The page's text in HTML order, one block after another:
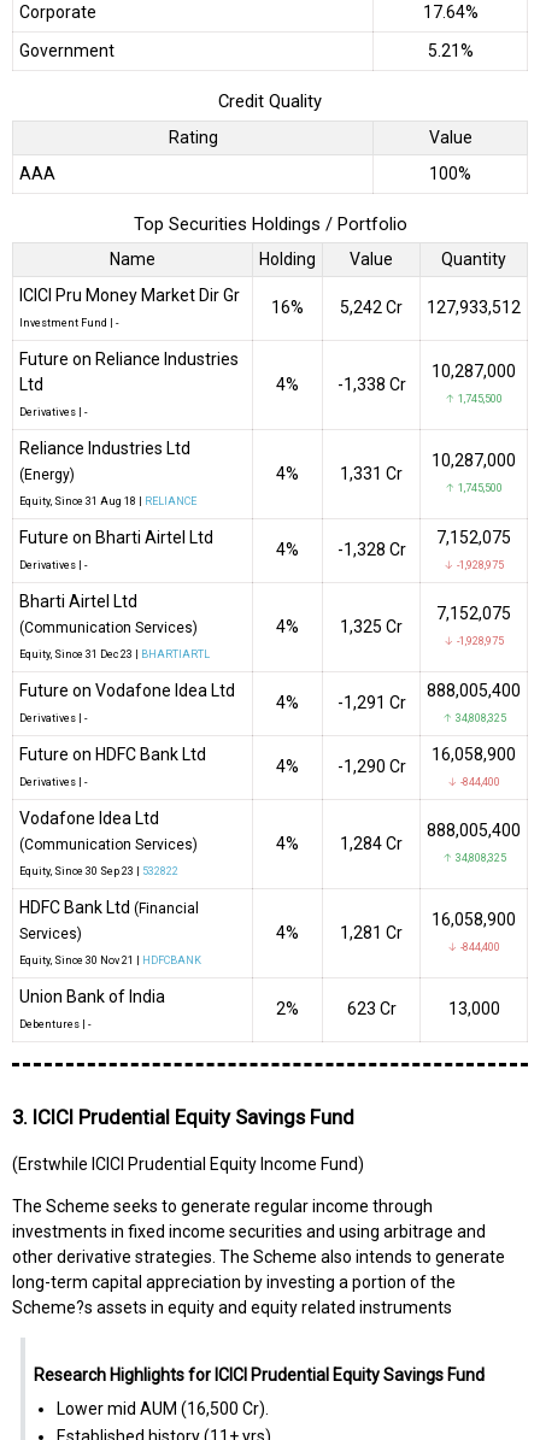
Corporate
17.64%
Government
5.21%
Credit Quality
Rating
Value
AAA
100%
Top Securities Holdings / Portfolio
Name Holding Value
Quantity
ICICI Pru Money Market Dir Gr
Investment Fund -
16% ₹5,242 Cr 127,933,512
Future on Reliance Industries
Ltd
Derivatives -
4% -₹1,338 Cr
10,287,000
↑ 1,745,500
Reliance Industries Ltd
(Energy)
Equity, Since 31 Aug 18 | RELIANCE
4% ₹1,331 Cr
10,287,000
↑ 1,745,500
Future on Bharti Airtel Ltd
Derivatives -
4% -₹1,328 Cr
7,152,075
↓ -1,928,975
Bharti Airtel Ltd
(Communication Services)
Equity, Since 31 Dec 23 | BHARTIARTL
4% ₹1,325 Cr
7,152,075
↓ -1,928,975
Future on Vodafone Idea Ltd
Derivatives -
4% -₹1,291 Cr
888,005,400
↑ 34,808,325
Future on HDFC Bank Ltd
Derivatives -
4% -₹1,290 Cr
16,058,900
↓ -844,400
Vodafone Idea Ltd
(Communication Services)
Equity, Since 30 Sep 23 | 532822
4% ₹1,284 Cr
888,005,400
↑ 34,808,325
HDFC Bank Ltd (Financial
Services)
Equity, Since 30 Nov 21 | HDFCBANK
4% ₹1,281 Cr
16,058,900
↓ -844,400
Union Bank of India
Debentures -
2% ₹623 Cr 13,000
3. ICICI Prudential Equity Savings Fund
(Erstwhile ICICI Prudential Equity Income Fund)
The Scheme seeks to generate regular income through
investments in fixed income securities and using arbitrage and
other derivative strategies. The Scheme also intends to generate
long-term capital appreciation by investing a portion of the
Scheme?s assets in equity and equity related instruments
Research Highlights for ICICI Prudential Equity Savings Fund
Lower mid AUM (₹16,500 Cr).
Established history (11+ yrs).